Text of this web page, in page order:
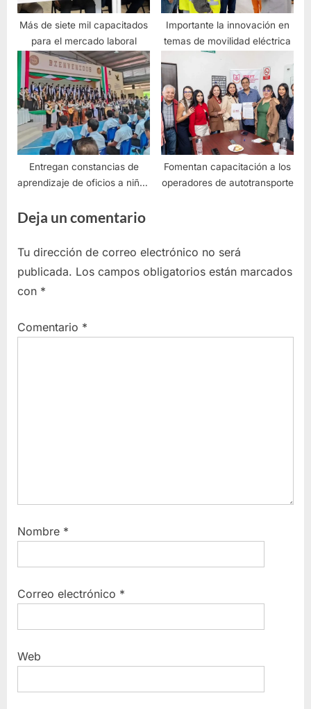
Más de siete mil capacitados
para el mercado laboral
Importante la innovación en
temas de movilidad eléctrica
Entregan constancias de
aprendizaje de oficios a niños
Membrillos
Fomentan capacitación a los
operadores de autotransporte
Deja un comentario
Tu dirección de correo electrónico no será
publicada. Los campos obligatorios están marcados
con *
Comentario *
Nombre *
Correo electrónico *
Web